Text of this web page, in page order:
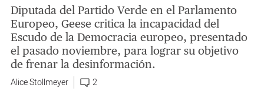
Diputada del Partido Verde en el Parlamento
Europeo, Geese critica la incapacidad del
Escudo de la Democracia europeo, presentado
el pasado noviembre, para lograr su objetivo
de frenar la desinformación.
Alice Stollmeyer 2